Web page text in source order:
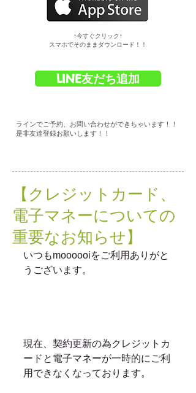
​↑今すぐクリック↑
スマホでそのままダウンロード！！
LINE友だち追加
ラインでご予約、お問い合わせができちゃいます！！
是非友達登録お願いします！！
【クレジットカード、
電子マネーについての
重要なお知らせ】
いつもmoooooiをご利用ありがと
うございます。
現在、契約更新の為クレジットカ
ードと電子マネーが一時的にご利
用できなくなっております。